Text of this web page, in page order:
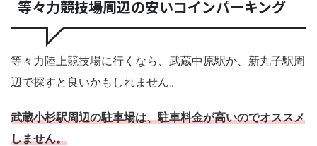
等々力競技場周辺の安いコインパーキング
等々力陸上競技場に行くなら、武蔵中原駅か、新丸子駅周
辺で探すと良いかもしれません。
武蔵小杉駅周辺の駐車場は、駐車料金が高いのでオススメ
しません。